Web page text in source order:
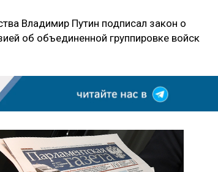
Владимир Путин подписал закон о
об объединенной группировке войск